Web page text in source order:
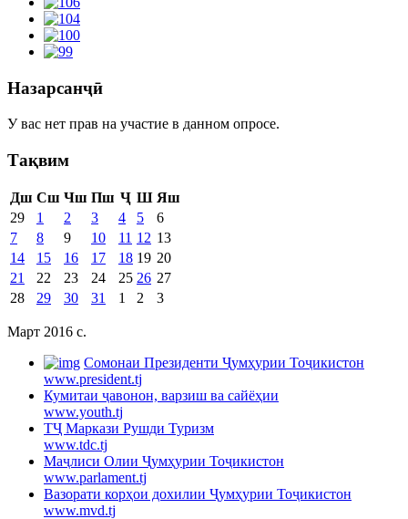
Назарсанҷӣ
У вас нет прав на участие в данном опросе.
Тақвим
Дш Сш Чш Пш Ҷ Ш Яш
29
1 2 3 4 5
6
7
8 9 10 11 12 13
14
15 16 17 18 19 20
21
22 23 24 25 26 27
28
29 30 31 1 2 3
Март 2016 c.
Cомонаи Президенти Ҷумҳурии Тоҷикистон
www.president.tj
Кумитаи ҷавонон, варзиш ва сайёҳии
www.youth.tj
ТҶ Маркази Рушди Туризм
www.tdc.tj
Маҷлиси Олии Ҷумҳурии Тоҷикистон
www.parlament.tj
Вазорати корҳои дохилии Ҷумҳурии Тоҷикистон
www.mvd.tj